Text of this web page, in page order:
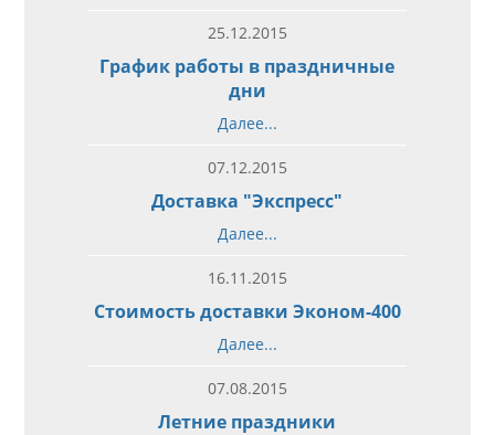
25.12.2015
График работы в праздничные
дни
Далее...
07.12.2015
Доставка "Экспресс"
Далее...
16.11.2015
Стоимость доставки Эконом-400
Далее...
07.08.2015
Летние праздники